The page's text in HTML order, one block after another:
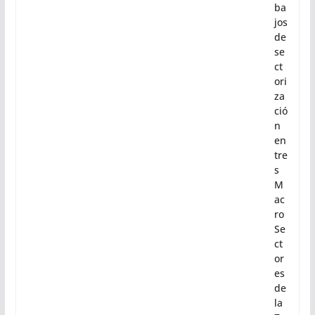
ba
jos
de
se
ct
ori
za
ció
n
en
tre
s
M
ac
ro
Se
ct
or
es
de
la